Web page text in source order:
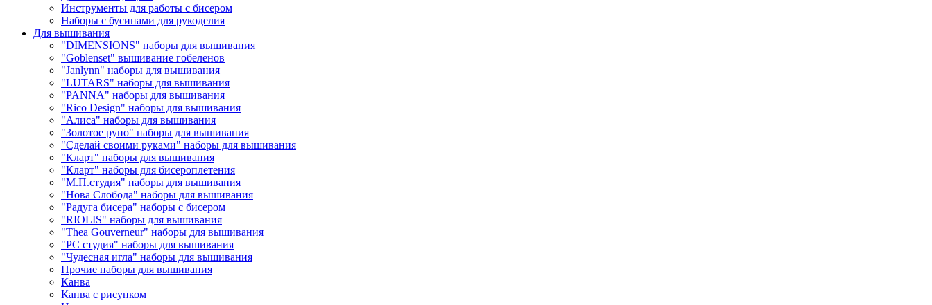
Инструменты для работы с бисером
Наборы с бусинами для рукоделия
Для вышивания
"DIMENSIONS" наборы для вышивания
"Goblenset" вышивание гобеленов
"Janlynn" наборы для вышивания
"LUTARS" наборы для вышивания
"PANNA" наборы для вышивания
"Rico Design" наборы для вышивания
"Алиса" наборы для вышивания
"Золотое руно" наборы для вышивания
"Сделай своими руками" наборы для вышивания
"Кларт" наборы для вышивания
"Кларт" наборы для бисероплетения
"М.П.студия" наборы для вышивания
"Нова Слобода" наборы для вышивания
"Радуга бисера" наборы с бисером
"RIOLIS" наборы для вышивания
"Thea Gouverneur" наборы для вышивания
"РС студия" наборы для вышивания
"Чудесная игла" наборы для вышивания
Прочие наборы для вышивания
Канва
Канва с рисунком